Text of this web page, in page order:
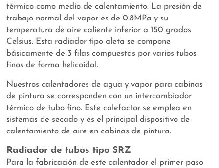
térmico como medio de calentamiento. La presión de
trabajo normal del vapor es de 0.8MPa y su
temperatura de aire caliente inferior a 150 grados
Celsius. Esta radiador tipo aleta se compone
básicamente de 3 filas compuestas por varios tubos
finos de forma helicoidal.
Nuestros calentadores de agua y vapor para cabinas
de pintura se corresponden con un intercambiador
térmico de tubo fino. Este calefactor se emplea en
sistemas de secado y es el principal dispositivo de
calentamiento de aire en cabinas de pintura.
Radiador de tubos tipo SRZ
Para la fabricación de este calentador el primer paso